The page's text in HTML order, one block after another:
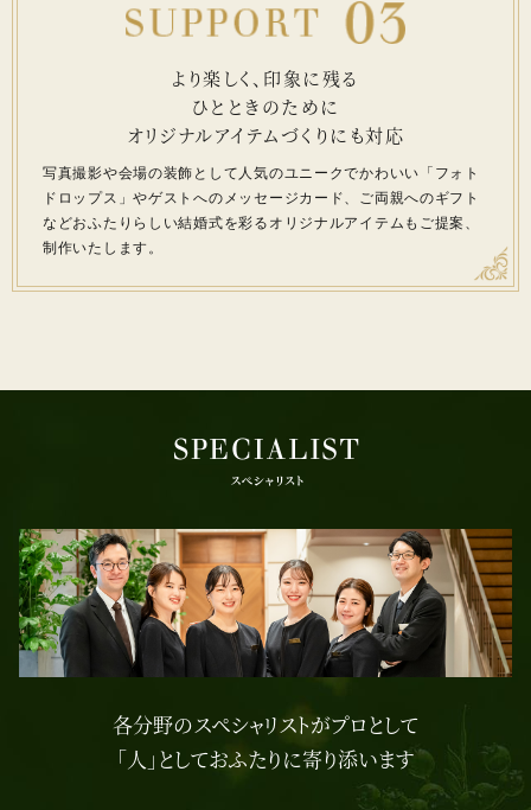
より楽しく、印象に残る
ひとときのために
オリジナルアイテムづくりにも対応
写真撮影や会場の装飾として人気のユニークでかわいい「フォト
ドロップス」やゲストへのメッセージカード、ご両親へのギフト
などおふたりらしい結婚式を彩るオリジナルアイテムも ご提案、
制作いたします。
各分野のスペシャリストがプロとして
「人」としておふたりに寄り添います